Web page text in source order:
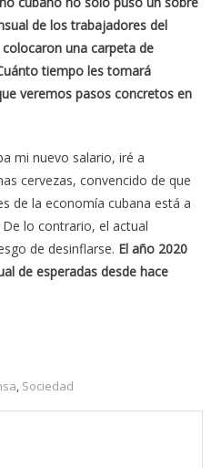
de los trabajadores del
una carpeta de
tiempo les tomará
veremos pasos concretos en
mi nuevo salario, iré a
cervezas, convencido de que
de la economía cubana está a
lo contrario, el actual
de desinflarse. El año 2020
de esperadas desde hace
Sociedad